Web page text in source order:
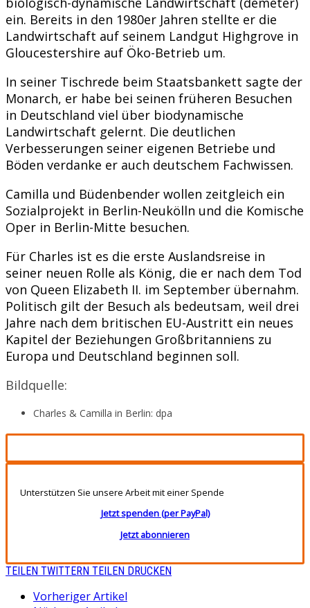
ein. Bereits in den 1980er Jahren stellte er die
Landwirtschaft auf seinem Landgut Highgrove in
Gloucestershire auf Öko-Betrieb um.
In seiner Tischrede beim Staatsbankett sagte der
Monarch, er habe bei seinen früheren Besuchen
in Deutschland viel über biodynamische
Landwirtschaft gelernt. Die deutlichen
Verbesserungen seiner eigenen Betriebe und
Böden verdanke er auch deutschem Fachwissen.
Camilla und Büdenbender wollen zeitgleich ein
Sozialprojekt in Berlin-Neukölln und die Komische
Oper in Berlin-Mitte besuchen.
Für Charles ist es die erste Auslandsreise in
seiner neuen Rolle als König, die er nach dem Tod
von Queen Elizabeth II. im September übernahm.
Politisch gilt der Besuch als bedeutsam, weil drei
Jahre nach dem britischen EU-Austritt ein neues
Kapitel der Beziehungen Großbritanniens zu
Europa und Deutschland beginnen soll.
Bildquelle:
Charles & Camilla in Berlin: dpa
Unterstützen Sie unsere Arbeit mit einer Spende
Jetzt spenden (per PayPal)
Jetzt abonnieren
TEILEN TWITTERN TEILEN DRUCKEN
Vorheriger Artikel